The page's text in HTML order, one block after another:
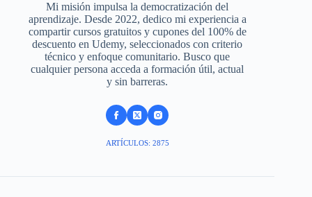
Mi misión impulsa la democratización del
aprendizaje. Desde 2022, dedico mi experiencia a
compartir cursos gratuitos y cupones del 100% de
descuento en Udemy, seleccionados con criterio
técnico y enfoque comunitario. Busco que
cualquier persona acceda a formación útil, actual
y sin barreras.
ARTÍCULOS: 2875